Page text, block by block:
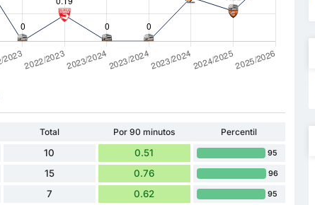
Total Por 90 minutos
Percentil
10 0.51 95
15 0.76 96
7 0.62 95